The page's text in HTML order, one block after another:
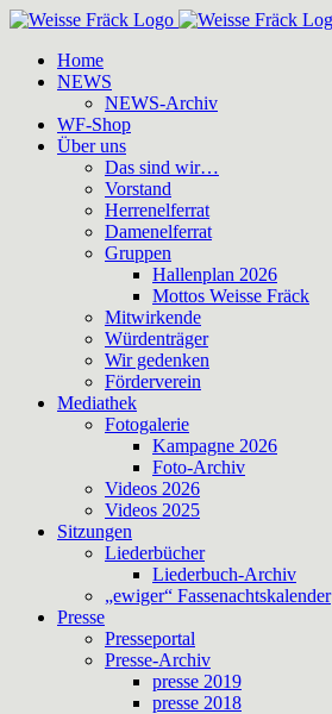
Zum
springenHome
NEWS
NEWS-Archiv
WF-Shop
Über uns
Das sind wir…
Vorstand
Herrenelferrat
Damenelferrat
Gruppen
Hallenplan 2026
Mottos Weisse Fräck
Mitwirkende
Würdenträger
Wir gedenken
Förderverein
Mediathek
Fotogalerie
Kampagne 2026
Foto-Archiv
Videos 2026
Videos 2025
Sitzungen
Liederbücher
Liederbuch-Archiv
„ewiger“ Fassenachtskalender
Presse
Presseportal
Presse-Archiv
presse 2019
presse 2018